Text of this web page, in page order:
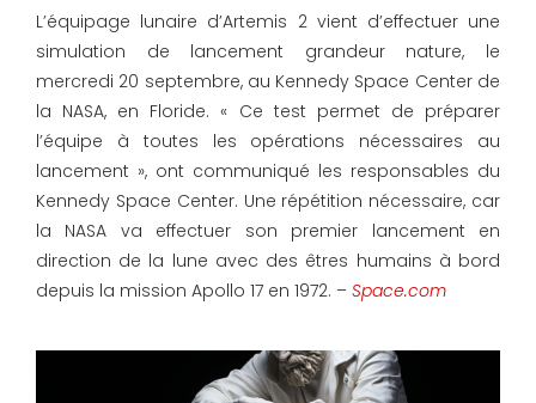
L’équipage lunaire d’Artemis 2 vient d’effectuer une
simulation de lancement grandeur nature, le
mercredi 20 septembre, au Kennedy Space Center de
la NASA, en Floride. « Ce test permet de préparer
l’équipe à toutes les opérations nécessaires au
lancement », ont communiqué les responsables du
Kennedy Space Center. Une répétition nécessaire, car
la NASA va effectuer son premier lancement en
direction de la lune avec des êtres humains à bord
depuis la mission Apollo 17 en 1972. – Space.com